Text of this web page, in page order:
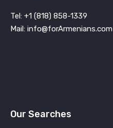
Tel: +1 (818) 858-1339
Mail: info@forArmenians.com
Our Searches